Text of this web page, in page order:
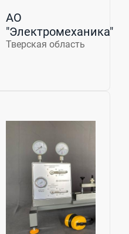
АО
"Электромеханика"
Тверская область